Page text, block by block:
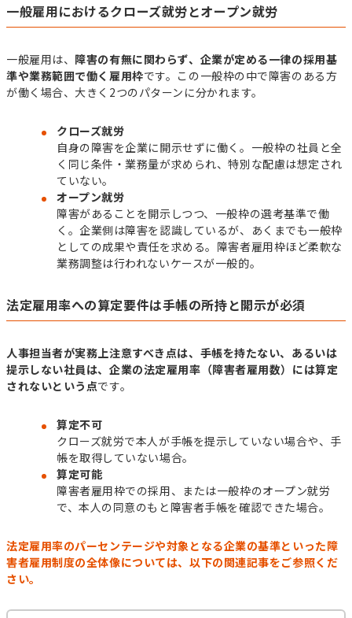
一般雇用におけるクローズ就労とオープン就労
一般雇用は、 障害の有無に関わらず、企業が定める一律の採用基
準や業務範囲で働く雇用枠です。この一般枠の中で障害のある方
が働く場合、大きく2つのパターンに分かれます。
クローズ就労
自身の障害を企業に開示せずに働く。一般枠の社員と全
く同じ条件・業務量が求められ、特別な配慮は想定され
ていない。
オープン就労
障害があることを開示しつつ、一般枠の選考基準で働
く。企業側は障害を認識しているが、あくまでも一般枠
としての成果や責任を求める。障害者雇用枠ほど柔軟な
業務調整は行われないケースが一般的。
法定雇用率への算定要件は手帳の所持と開示が必須
人事担当者が実務上注意すべき点は、手帳を持たない、あるいは
提示しない社員は、企業の法定雇用率（障害者雇用数）には算定
されないという点です。
算定不可
クローズ就労で本人が手帳を提示していない場合や、手
帳を取得していない場合。
算定可能
障害者雇用枠での採用、または一般枠のオープン就労
で、本人の同意のもと障害者手帳を確認できた場合。
法定雇用率のパーセンテージや対象となる企業の基準といった障
害者雇用制度の全体像については、以下の関連記事をご参照くだ
さい。